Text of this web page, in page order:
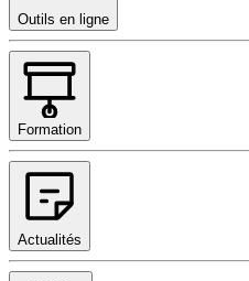
Outils en ligne
Formation
Actualités